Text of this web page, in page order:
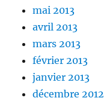
mai 2013
avril 2013
mars 2013
février 2013
janvier 2013
décembre 2012